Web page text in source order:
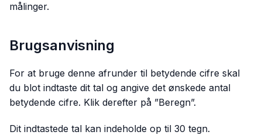
målinger.
Brugsanvisning
For at bruge denne afrunder til betydende cifre skal
du blot indtaste dit tal og angive det ønskede antal
betydende cifre. Klik derefter på ”Beregn”.
Dit indtastede tal kan indeholde op til 30 tegn.